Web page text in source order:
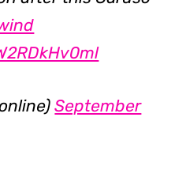
September